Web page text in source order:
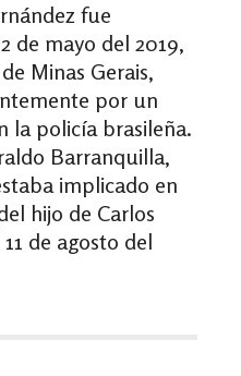
fue
de mayo del 2019,
Minas Gerais,
por un
la policía brasileña.
Barranquilla,
implicado en
hijo de Carlos
de agosto del